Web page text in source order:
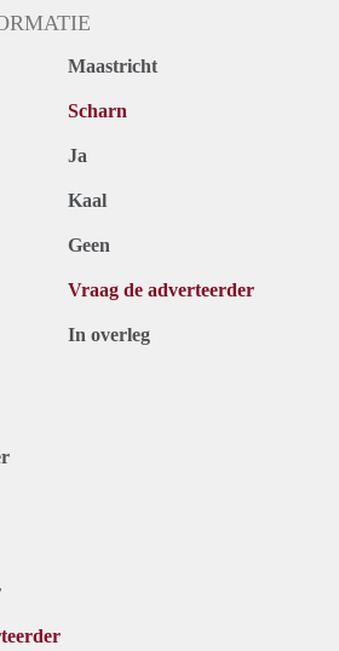
Maastricht
Scharn
Ja
Kaal
Geen
Vraag de adverteerder
In overleg